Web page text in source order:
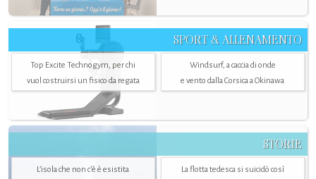
SPORT & ALLENAMENTO
Top Excite Technogym, per chi
vuol costruirsi un fisico da regata
Windsurf, a caccia di onde
e vento dalla Corsica a Okinawa
STORIE
L’isola che non c'è è esistita
La flotta tedesca si suicidò così